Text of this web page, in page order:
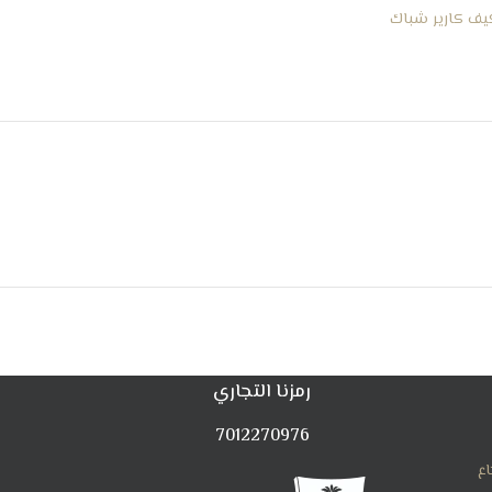
كارير شباك
رمزنا التجاري
7012270976